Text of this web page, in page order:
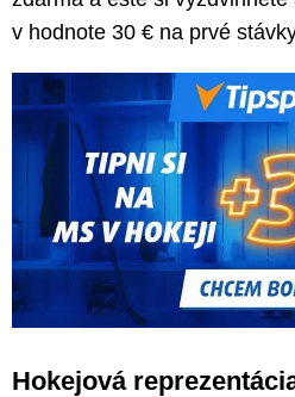
v hodnote 30 € na prvé
Hokejová